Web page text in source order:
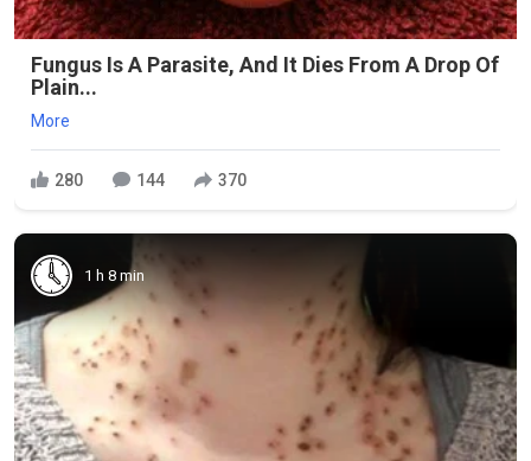
Fungus Is A Parasite, And It Dies From A Drop Of
Plain...
More
280 144 370
1 h 8 min